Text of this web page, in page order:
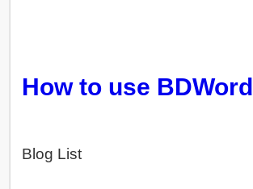
How to use BDWord
Blog List